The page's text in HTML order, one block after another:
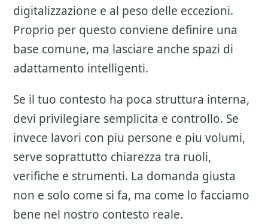
digitalizzazione e al peso delle eccezioni.
Proprio per questo conviene definire una
base comune, ma lasciare anche spazi di
adattamento intelligenti.
Se il tuo contesto ha poca struttura interna,
devi privilegiare semplicita e controllo. Se
invece lavori con piu persone e piu volumi,
serve soprattutto chiarezza tra ruoli,
verifiche e strumenti. La domanda giusta
non e solo come si fa, ma come lo facciamo
bene nel nostro contesto reale.